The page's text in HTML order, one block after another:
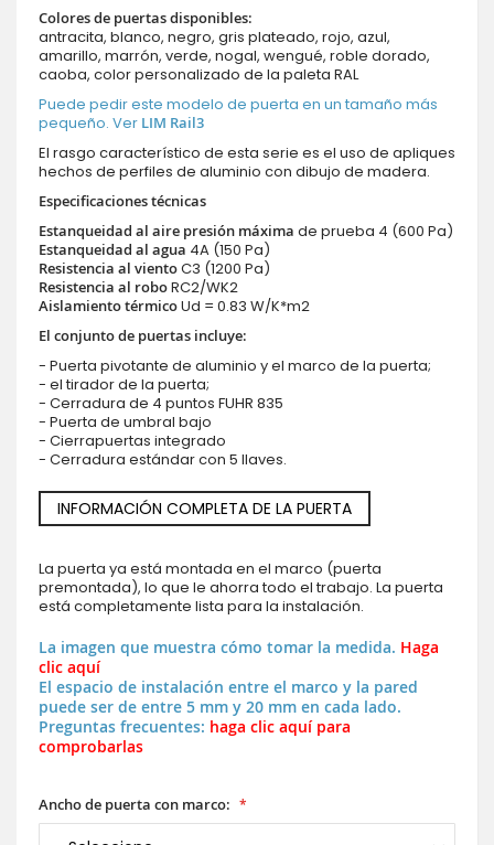
Colores de puertas disponibles:
antracita, blanco, negro, gris plateado, rojo, azul,
amarillo, marrón, verde, nogal, wengué, roble dorado,
caoba, color personalizado de la paleta RAL
Puede pedir este modelo de puerta en un tamaño más
pequeño. Ver LIM Rail3
El rasgo característico de esta serie es el uso de apliques
hechos de perfiles de aluminio con dibujo de madera.
Especificaciones técnicas
Estanqueidad al aire presión máxima de prueba 4 (600 Pa)
Estanqueidad al agua 4A (150 Pa)
Resistencia al vientoC3 (1200 Pa)
Resistencia al roboRC2/WK2
Aislamiento térmicoUd = 0.83 W/K*m2
El conjunto de puertas incluye:
- Puerta pivotante de aluminio y el marco de la puerta;
- el tirador de la puerta;
- Cerradura de 4 puntos FUHR 835
- Puerta de umbral bajo
- Cierrapuertas integrado
- Cerradura estándar con 5 llaves.
INFORMACIÓN COMPLETA DE LA PUERTA
La puerta ya está montada en el marco (puerta
premontada), lo que le ahorra todo el trabajo. La puerta
está completamente lista para la instalación.
La imagen que muestra cómo tomar la medida. Haga
clic aquí
El espacio de instalación entre el marco y la pared
puede ser de entre 5 mm y 20 mm en cada lado.
Preguntas frecuentes: haga clic aquí para
comprobarlas
Ancho de puerta con marco: